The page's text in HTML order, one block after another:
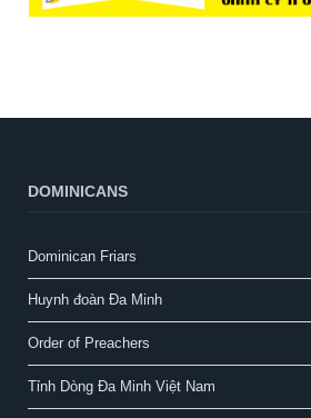
DOMINICANS
Dominican Friars
Huynh đoàn Đa Minh
Order of Preachers
Tỉnh Dòng Đa Minh Việt Nam